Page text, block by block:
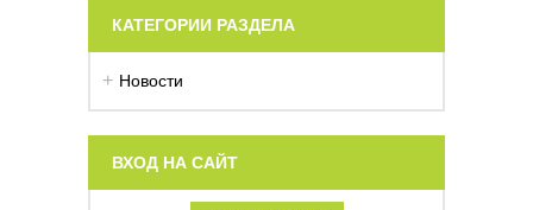
КАТЕГОРИИ РАЗДЕЛА
Новости
ВХОД НА САЙТ